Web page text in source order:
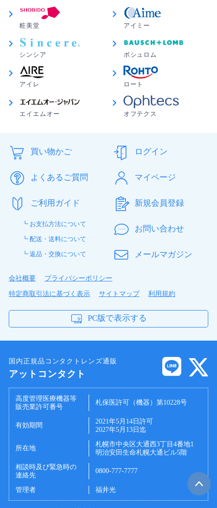
粧美堂 アイミー
シンシア ボシュロム
アイレ ロート
エイエムオー オフテクス
買い物かご
よくあるご質問
ご利用ガイド
┗ お支払方法について
┗ 配送・送料について
┗ 返品・交換について
ログイン
マイページ
新規会員登録
お問い合わせ
メールマガジン
会社概要
プライバシーポリシー
特定商取引法に基づく表示
サイトマップ 利用規約
PC版で表示する
国内正規品コンタクトレンズ通販
アットコンタクト
高度管理医療機器等
販売業許可番号
札保医許可（機器）第10228号
有効期間
2021年5月14日許可
2027年5月13日迄
所在地
札幌市中央区大通西3丁目4番地1
明治安田生命札幌大通ビル5階
相談時及び緊急時の
連絡先
0800-777-7777
管理者 福井光